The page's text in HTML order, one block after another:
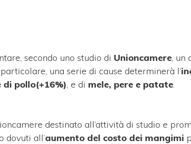
secondo uno studio di Unioncamere ,
particolare, una serie di cause determinerà l’
di pollo(+16%) , e di mele, pere e patate
destinato all’attività di studio e
dovuti all’aumento del costo dei mangimi